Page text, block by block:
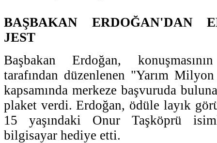
BAŞBAKAN ERDOĞAN'DAN
JEST
Başbakan Erdoğan,
tarafından düzenlenen "Yarım
kapsamında merkeze başvuruda
plaket verdi. Erdoğan, ödüle layık
15 yaşındaki Onur Taşköprü
bilgisayar hediye etti.